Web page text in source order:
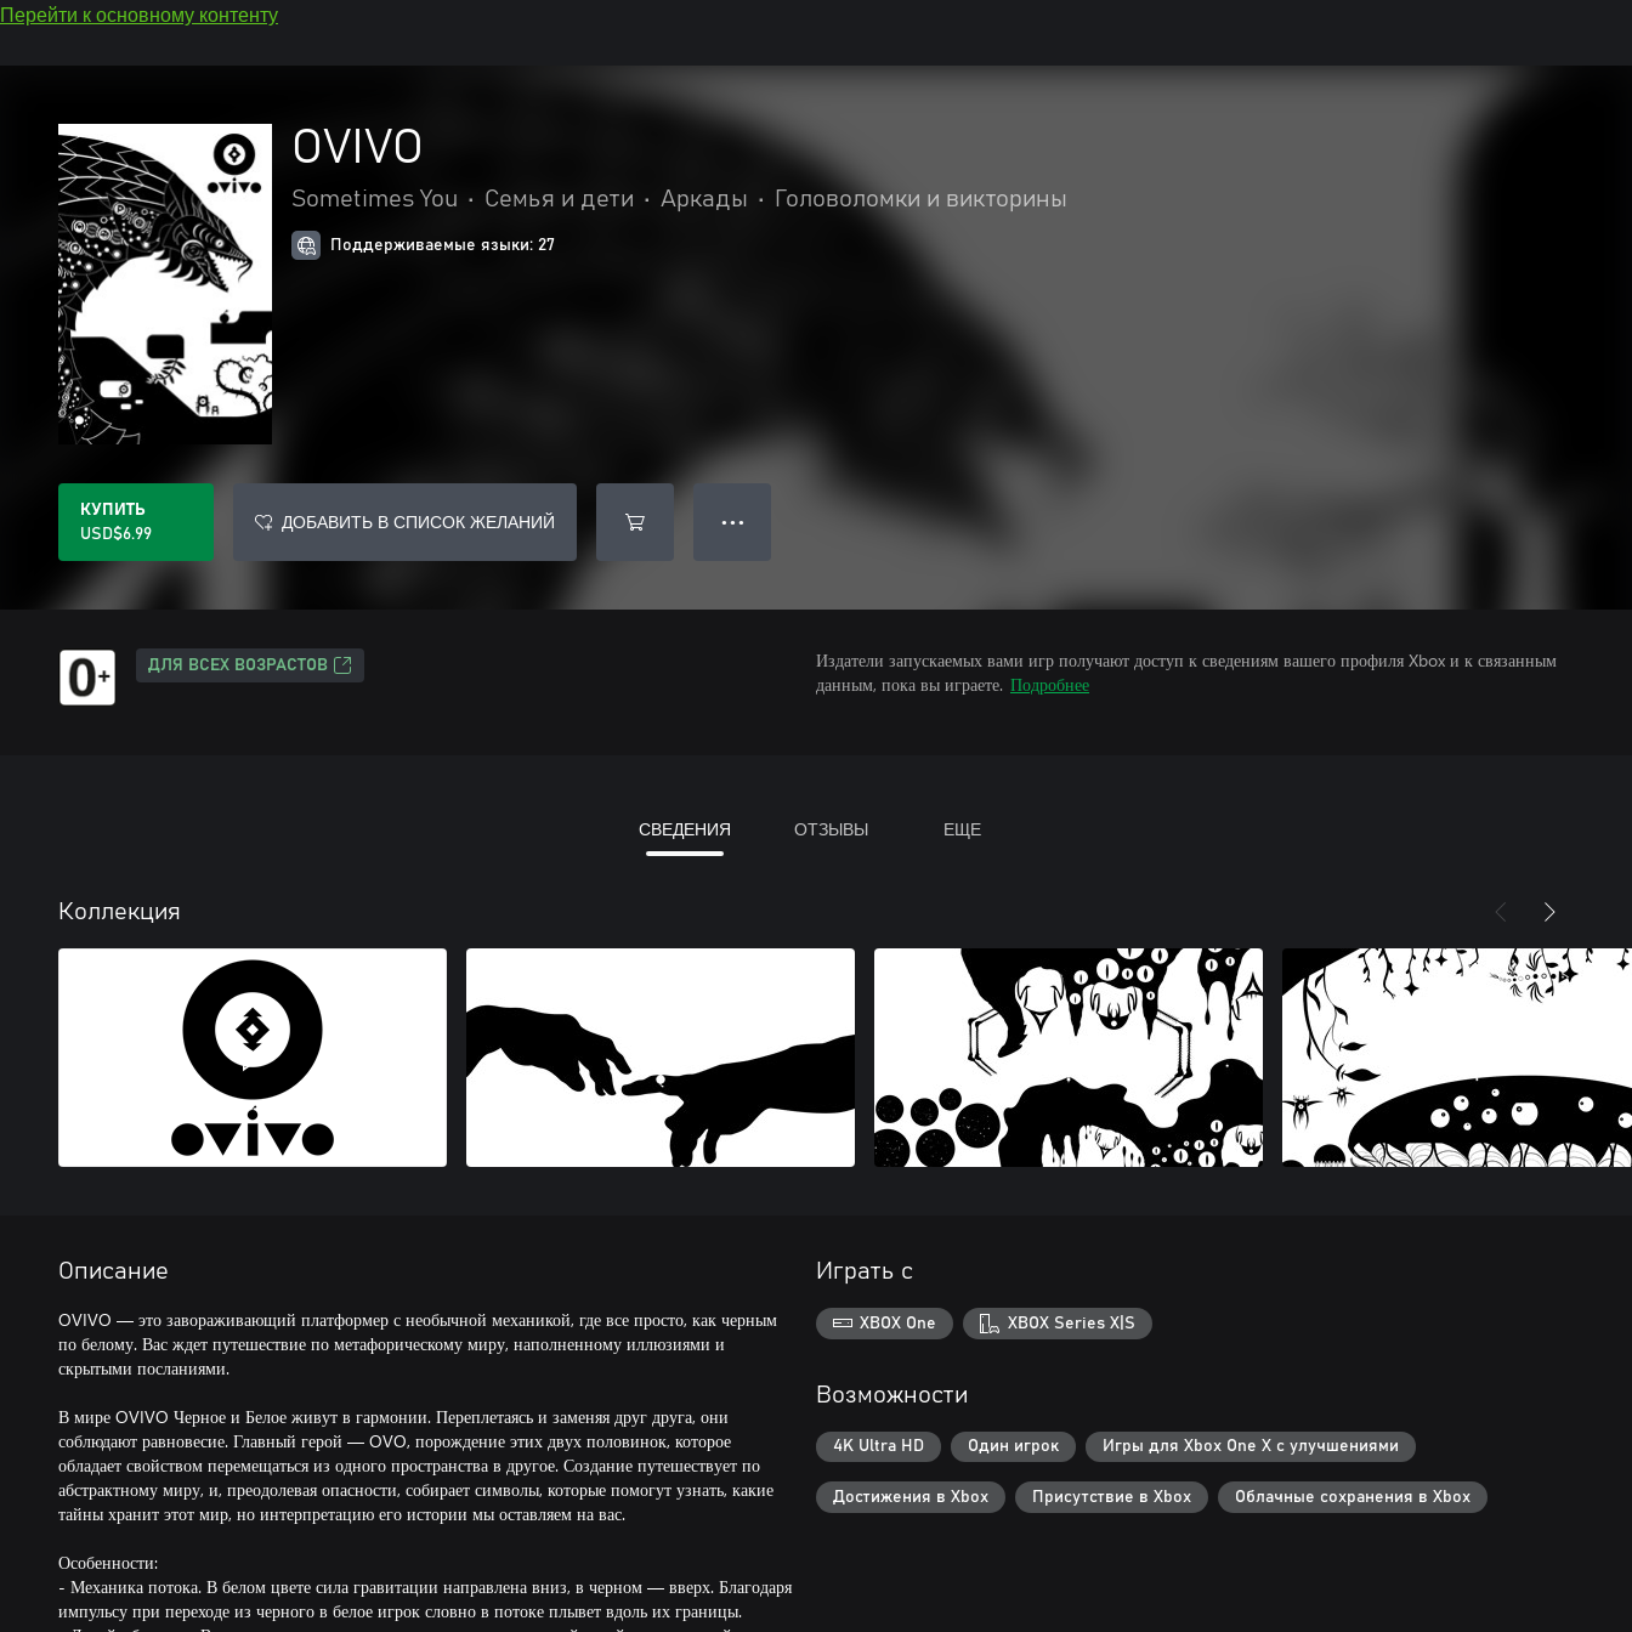
Перейти к основному контенту
OVIVO
Sometimes You • Семья и дети • Аркады • Головоломки и викторины
Поддерживаемые языки: 27
КУПИТЬ
USD$6.99
ДОБАВИТЬ В СПИСОК ЖЕЛАНИЙ ● ● ●
ДЛЯ ВСЕХ ВОЗРАСТОВ
Издатели запускаемых вами игр получают доступ к сведениям вашего профиля Xbox и к связанным
данным, пока вы играете. Подробнее
СВЕДЕНИЯ ОТЗЫВЫ ЕЩЕ
Коллекция
Описание
OVIVO — это завораживающий платформер с необычной механикой, где все просто, как черным
по белому. Вас ждет путешествие по метафорическому миру, наполненному иллюзиями и
скрытыми посланиями.
В мире OVIVO Черное и Белое живут в гармонии. Переплетаясь и заменяя друг друга, они
соблюдают равновесие. Главный герой — OVO, порождение этих двух половинок, которое
обладает свойством перемещаться из одного пространства в другое. Создание путешествует по
абстрактному миру, и, преодолевая опасности, собирает символы, которые помогут узнать, какие
тайны хранит этот мир, но интерпретацию его истории мы оставляем на вас.
Особенности:
- Механика потока. В белом цвете сила гравитации направлена вниз, в черном — вверх. Благодаря
импульсу при переходе из черного в белое игрок словно в потоке плывет вдоль их границы.
Играть с
XBOX One XBOX Series X|S
Возможности
4K Ultra HD Один игрок Игры для Xbox One X с улучшениями
Достижения в Xbox Присутствие в Xbox Облачные сохранения в Xbox